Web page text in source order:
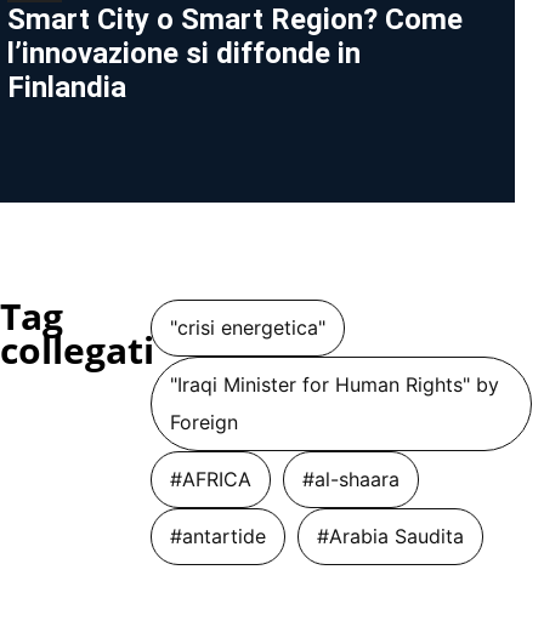
Smart City o Smart Region? Come
l’innovazione si diffonde in
Finlandia
Tag
collegati "crisi energetica"
"Iraqi Minister for Human Rights" by
Foreign
#AFRICA #al-shaara
#antartide #Arabia Saudita